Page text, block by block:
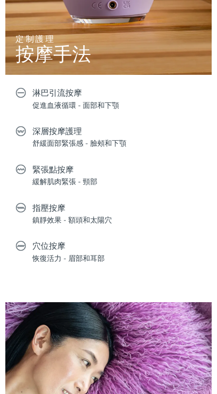
定制護理
按摩手法
淋巴引流按摩
促進血液循環 - 面部和下顎
深層按摩護理
舒緩面部緊張感 - 臉頰和下顎
緊張點按摩
緩解肌肉緊張 - 頸部
指壓按摩
鎮靜效果 - 額頭和太陽穴
穴位按摩
恢復活力 - 眉部和耳部